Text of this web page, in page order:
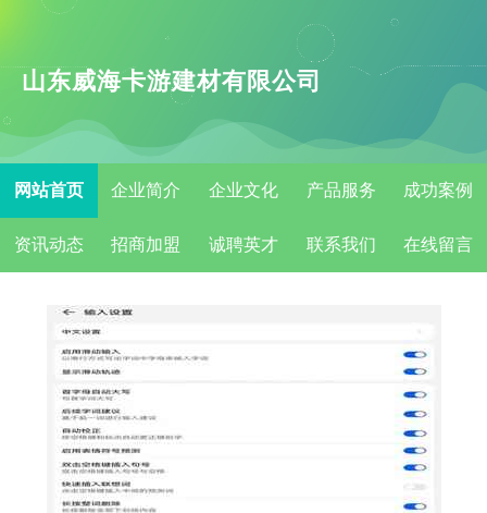
山东威海卡游建材有限公司
网站首页 企业简介 企业文化 产品服务 成功案例
资讯动态 招商加盟 诚聘英才 联系我们 在线留言